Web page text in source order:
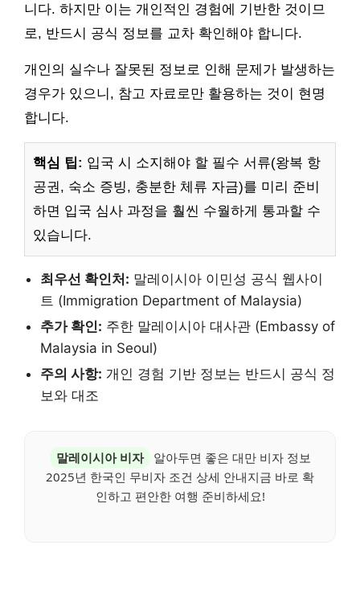
니다. 하지만 이는 개인적인 경험에 기반한 것이므
로, 반드시 공식 정보를 교차 확인해야 합니다.
개인의 실수나 잘못된 정보로 인해 문제가 발생하는
경우가 있으니, 참고 자료로만 활용하는 것이 현명
합니다.
핵심 팁: 입국 시 소지해야 할 필수 서류(왕복 항
공권, 숙소 증빙, 충분한 체류 자금)를 미리 준비
하면 입국 심사 과정을 훨씬 수월하게 통과할 수
있습니다.
최우선 확인처: 말레이시아 이민성 공식 웹사이
트 (Immigration Department of Malaysia)
추가 확인: 주한 말레이시아 대사관 (Embassy of
Malaysia in Seoul)
주의 사항: 개인 경험 기반 정보는 반드시 공식 정
보와 대조
말레이시아 비자
알아두면 좋은 대만 비자 정보
2025년 한국인 무비자 조건 상세 안내지금 바로 확
인하고 편안한 여행 준비하세요!